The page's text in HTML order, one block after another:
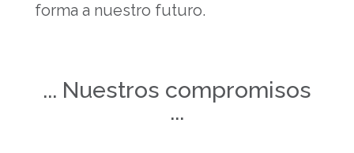
forma a nuestro futuro.
... Nuestros compromisos
...